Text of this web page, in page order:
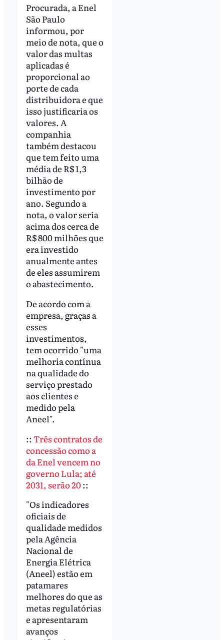
Procurada, a Enel
São Paulo
informou, por
meio de nota, que o
valor das multas
aplicadas é
proporcional ao
porte de cada
distribuidora e que
isso justificaria os
valores. A
companhia
também destacou
que tem feito uma
média de R$ 1,3
bilhão de
investimento por
ano. Segundo a
nota, o valor seria
acima dos cerca de
R$ 800 milhões que
era investido
anualmente antes
de eles assumirem
o abastecimento.
De acordo com a
empresa, graças a
esses
investimentos,
tem ocorrido "uma
melhoria contínua
na qualidade do
serviço prestado
aos clientes e
medido pela
Aneel".
:: Três contratos de
concessão como a
da Enel vencem no
governo Lula; até
2031, serão 20::
"Os indicadores
oficiais de
qualidade medidos
pela Agência
Nacional de
Energia Elétrica
(Aneel) estão em
patamares
melhores do que as
metas regulatórias
e apresentaram
avanços